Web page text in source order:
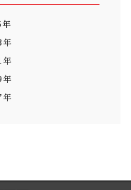
年
年
年
年
年